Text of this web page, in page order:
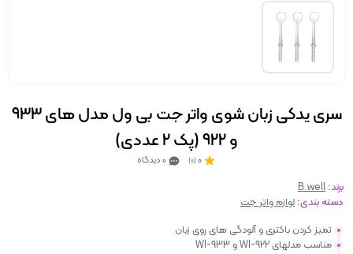
سری یدکی زبان شوی واتر جت بی ول مدل های 933
و 922 (پک 2 عددی)
0
(0)
برند: B.well
دسته بندی: لوازم واتر جت
تمیز کردن باکتری و آلودگی های روی زبان
مناسب مدلهای WI-922 و WI-933